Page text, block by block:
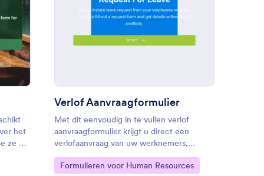
Evaluatieformulier
het
ze de
als
Voorbeeld: Verlof
Verlof Aanvraagformulier
Met dit eenvoudig in te vullen verlof
aanvraagformulier krijgt u direct een
verlofaanvraag van uw werknemers,
waarbij de details elk soort conflict
voorkomen. Met velden die de
Go to Category:
Formulieren voor Human Resources